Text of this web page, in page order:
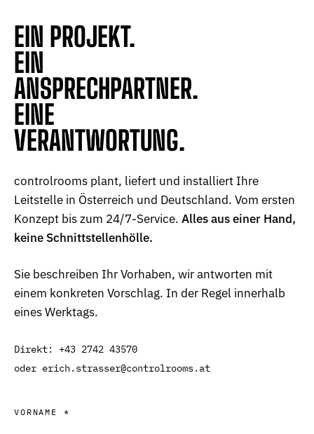
EIN PROJEKT.
EIN
ANSPRECHPARTNER.
EINE
VERANTWORTUNG.
controlrooms plant, liefert und installiert Ihre
Leitstelle in Österreich und Deutschland. Vom ersten
Konzept bis zum 24/7-Service. Alles aus einer Hand,
keine Schnittstellenhölle.
Sie beschreiben Ihr Vorhaben, wir antworten mit
einem konkreten Vorschlag. In der Regel innerhalb
eines Werktags.
Direkt: +43 2742 43570
oder erich.strasser@controlrooms.at
VORNAME *